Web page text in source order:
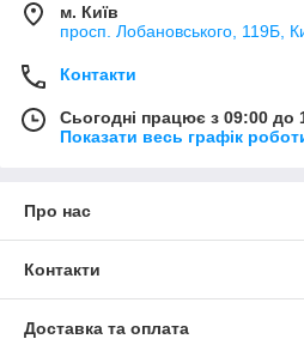
м. Київ
просп. Лобановського, 119Б,
Контакти
Сьогодні працює з 09:00 до
Показати весь графік
Про нас
Контакти
Доставка та оплата